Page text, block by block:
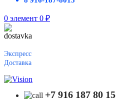
0 элемент 0 ₽
Экспресс
Доставка
+7 916 187 80 15